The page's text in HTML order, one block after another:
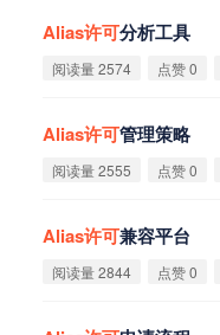
Alias许可分析工具
阅读量 2574 点赞 0
Alias许可管理策略
阅读量 2555 点赞 0
Alias许可兼容平台
阅读量 2844 点赞 0